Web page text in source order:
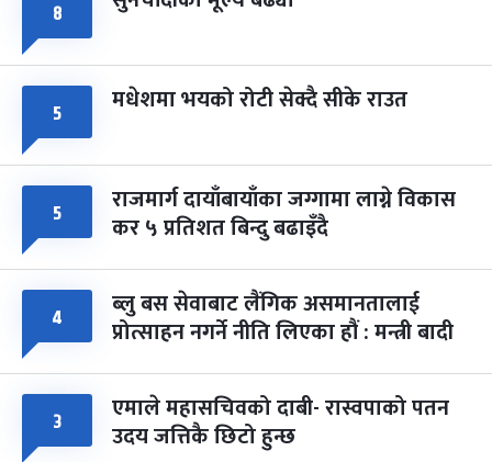
८
५ मधेशमा भयको रोटी सेक्दै सीके राउत
५ राजमार्ग दायाँबायाँका जग्गामा लाग्ने विकास
कर ५ प्रतिशत बिन्दु बढाइँदै
४ ब्लु बस सेवाबाट लैंगिक असमानतालाई
प्रोत्साहन नगर्ने नीति लिएका हौं : मन्त्री बादी
३ एमाले महासचिवको दाबी- रास्वपाको पतन
उदय जत्तिकै छिटो हुन्छ